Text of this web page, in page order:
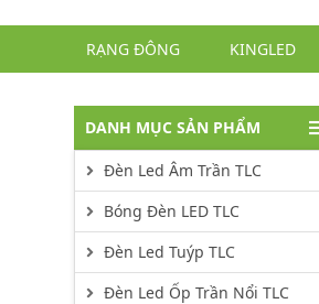
RẠNG ĐÔNG KINGLED
DANH MỤC SẢN PHẨM
Đèn Led Âm Trần TLC
Bóng Đèn LED TLC
Đèn Led Tuýp TLC
Đèn Led Ốp Trần Nổi TLC